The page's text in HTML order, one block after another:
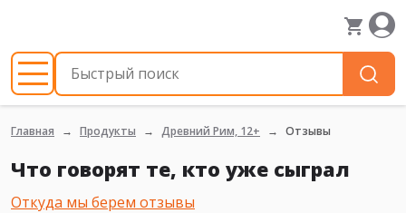
Главная Продукты Древний Рим, 12+ Отзывы
Что говорят те, кто уже сыграл
Откуда мы берем отзывы